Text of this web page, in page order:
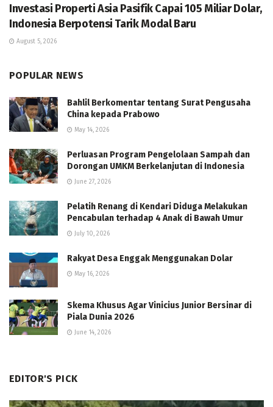
Investasi Properti Asia Pasifik Capai 105 Miliar Dolar,
Indonesia Berpotensi Tarik Modal Baru
August 5, 2026
POPULAR NEWS
Bahlil Berkomentar tentang Surat Pengusaha
China kepada Prabowo
May 14, 2026
Perluasan Program Pengelolaan Sampah dan
Dorongan UMKM Berkelanjutan di Indonesia
June 27, 2026
Pelatih Renang di Kendari Diduga Melakukan
Pencabulan terhadap 4 Anak di Bawah Umur
July 10, 2026
Rakyat Desa Enggak Menggunakan Dolar
May 16, 2026
Skema Khusus Agar Vinicius Junior Bersinar di
Piala Dunia 2026
June 14, 2026
EDITOR'S PICK